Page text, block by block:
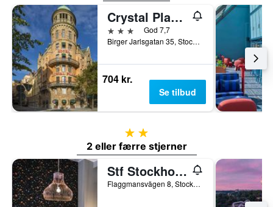
Crystal Plaza Hotel
3 stjernerGod 7,7
Birger Jarlsgatan 35, Stockholm, Stockholms län, Sverige
704 kr.
Se tilbud
2 stjerner
2 eller færre stjerner
Stf Stockholm Skeppsholmen Hostel
Flaggmansvägen 8, Stockholm, Stockholms län, Sverige